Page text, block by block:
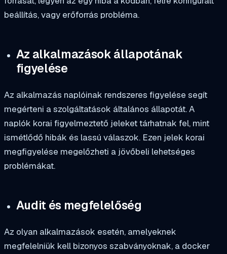
beállítás, vagy erőforrás probléma.
Az alkalmazások állapotának
figyelése
Az alkalmazás naplóinak rendszeres figyelése segít
megérteni a szolgáltatások általános állapotát. A
naplók korai figyelmeztető jeleket tárhatnak fel, mint
ismétlődő hibák és lassú válaszok. Ezen jelek korai
megfigyelése megelőzheti a jövőbeli lehetséges
problémákat.
Audit és megfelelőség
Az olyan alkalmazások esetén, amelyeknek
megfelelniük kell bizonyos szabványoknak, a docker